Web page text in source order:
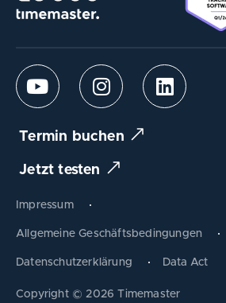
Produkt tauschen
Termin buchen
Jetzt testen
Impressum
Allgemeine Geschäftsbedingungen
Datenschutzerklärung Data Act
Copyright © 2026 Timemaster